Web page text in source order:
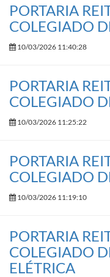
PORTARIA
COLEGIADO
10/03/2026 11:40:28
PORTARIA
COLEGIADO
10/03/2026 11:25:22
PORTARIA
COLEGIADO
10/03/2026 11:19:10
PORTARIA
COLEGIADO
ELÉTRICA